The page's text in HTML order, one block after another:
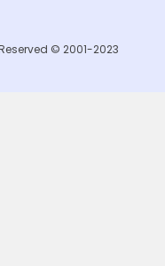
Reserved © 2001-2023